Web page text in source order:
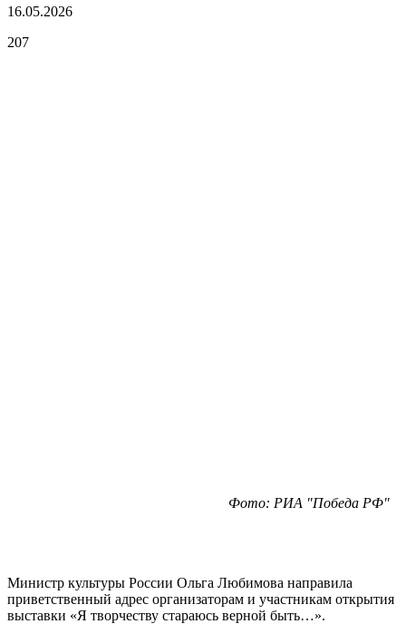
16.05.2026
207
Фото: РИА "Победа РФ"
Министр культуры России Ольга Любимова направила
приветственный адрес организаторам и участникам открытия
выставки «Я творчеству стараюсь верной быть…».